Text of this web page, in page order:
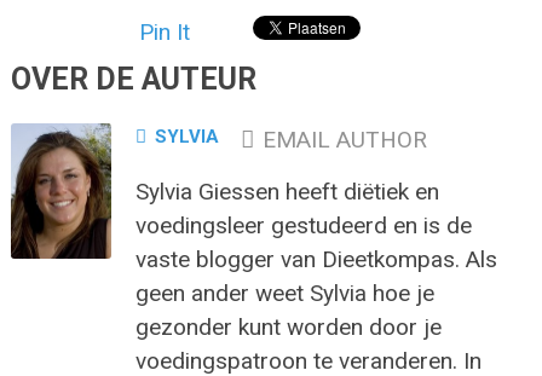
Pin It
OVER DE AUTEUR
SYLVIA
EMAIL AUTHOR
Sylvia Giessen heeft diëtiek en
voedingsleer gestudeerd en is de
vaste blogger van Dieetkompas. Als
geen ander weet Sylvia hoe je
gezonder kunt worden door je
voedingspatroon te veranderen. In